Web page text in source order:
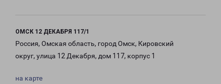
ОМСК 12 ДЕКАБРЯ 117/1
Россия, Омская область, город Омск, Кировский
округ, улица 12 Декабря, дом 117, корпус 1
на карте